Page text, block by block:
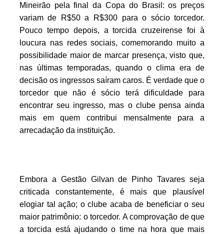
Mineirão pela final da Copa do Brasil: os preços
variam de R$50 a R$300 para o sócio torcedor.
Pouco tempo depois, a torcida cruzeirense foi à
loucura nas redes sociais, comemorando muito a
possibilidade maior de marcar presença, visto que,
nas últimas temporadas, quando o clima era de
decisão os ingressos saíram caros. É verdade que o
torcedor que não é sócio terá dificuldade para
encontrar seu ingresso, mas o clube pensa ainda
mais em quem contribui mensalmente para a
arrecadação da instituição.
Embora a Gestão Gilvan de Pinho Tavares seja
criticada constantemente, é mais que plausível
elogiar tal ação; o clube acaba de beneficiar o seu
maior patrimônio: o torcedor. A comprovação de que
a torcida está ajudando o time na hora que mais